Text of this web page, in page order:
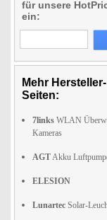
für unsere
ein:
Mehr Hersteller-
Seiten:
7links WLAN
Kameras
AGTAkku
ELESION
Lunartec Solar-